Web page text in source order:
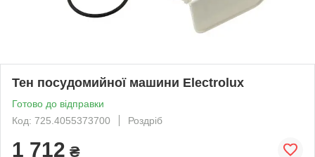
Тен посудомийної машини Electrolux
Готово до відправки
Код: 725.4055373700
Роздріб
1 712 ₴